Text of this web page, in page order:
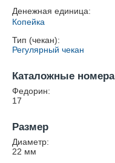
Денежная единица:
Копейка
Тип (чекан):
Регулярный чекан
Каталожные номера
Федорин:
17
Размер
Диаметр:
22 мм